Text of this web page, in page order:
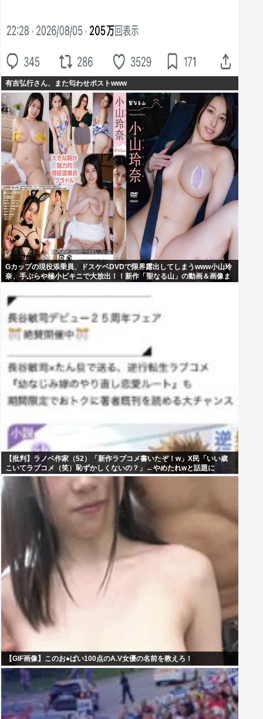
有吉弘行さん、また匂わせポストwww
Gカップの現役添乗員、ドスケベDVDで限界露出してしまうwww小山玲
奈、手ぶらや極小ビキニで大放出！！新作「聖なる山」の動画＆画像ま
【批判】ラノベ作家（52）「新作ラブコメ書いたぞ！w」X民「いい歳
こいてラブコメ（笑）恥ずかしくないの？」←やめたれwと話題に
【GIF画像】このお●ぱい100点のA.V女優の名前を教えろ！